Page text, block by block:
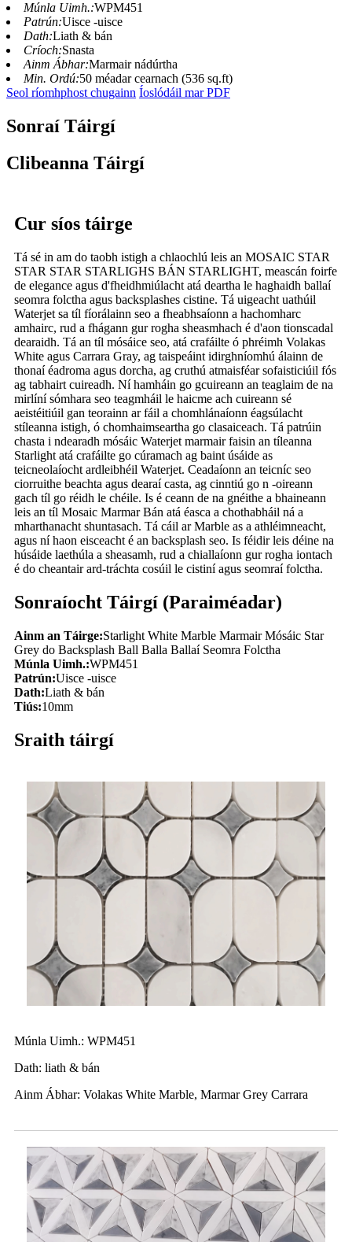
Múnla Uimh.:WPM451
Patrún:Uisce -uisce
Dath:Liath & bán
Críoch:Snasta
Ainm Ábhar:Marmair nádúrtha
Min. Ordú:50 méadar cearnach (536 sq.ft)
Seol ríomhphost chugainn Íoslódáil mar PDF
Sonraí Táirgí
Clibeanna Táirgí
Cur síos táirge
Tá sé in am do taobh istigh a chlaochlú leis an MOSAIC STAR
STAR STAR STARLIGHS BÁN STARLIGHT, meascán foirfe
de elegance agus d'fheidhmiúlacht atá deartha le haghaidh ballaí
seomra folctha agus backsplashes cistine. Tá uigeacht uathúil
Waterjet sa tíl fíorálainn seo a fheabhsaíonn a hachomharc
amhairc, rud a fhágann gur rogha sheasmhach é d'aon tionscadal
dearaidh. Tá an tíl mósáice seo, atá crafáilte ó phréimh Volakas
White agus Carrara Gray, ag taispeáint idirghníomhú álainn de
thonaí éadroma agus dorcha, ag cruthú atmaisféar sofaisticiúil fós
ag tabhairt cuireadh. Ní hamháin go gcuireann an teaglaim de na
mirlíní sómhara seo teagmháil le haicme ach cuireann sé
aeistéitiúil gan teorainn ar fáil a chomhlánaíonn éagsúlacht
stíleanna istigh, ó chomhaimseartha go clasaiceach. Tá patrúin
chasta i ndearadh mósáic Waterjet marmair faisin an tíleanna
Starlight atá crafáilte go cúramach ag baint úsáide as
teicneolaíocht ardleibhéil Waterjet. Ceadaíonn an teicníc seo
ciorruithe beachta agus dearaí casta, ag cinntiú go n -oireann
gach tíl go réidh le chéile. Is é ceann de na gnéithe a bhaineann
leis an tíl Mosaic Marmar Bán atá éasca a chothabháil ná a
mharthanacht shuntasach. Tá cáil ar Marble as a athléimneacht,
agus ní haon eisceacht é an backsplash seo. Is féidir leis déine na
húsáide laethúla a sheasamh, rud a chiallaíonn gur rogha iontach
é do cheantair ard-tráchta cosúil le cistiní agus seomraí folctha.
Sonraíocht Táirgí (Paraiméadar)
Ainm an Táirge:Starlight White Marble Marmair Mósáic Star
Grey do Backsplash Ball Balla Ballaí Seomra Folctha
Múnla Uimh.:WPM451
Patrún:Uisce -uisce
Dath:Liath & bán
Tiús:10mm
Sraith táirgí
Múnla Uimh.: WPM451
Dath: liath & bán
Ainm Ábhar: Volakas White Marble, Marmar Grey Carrara